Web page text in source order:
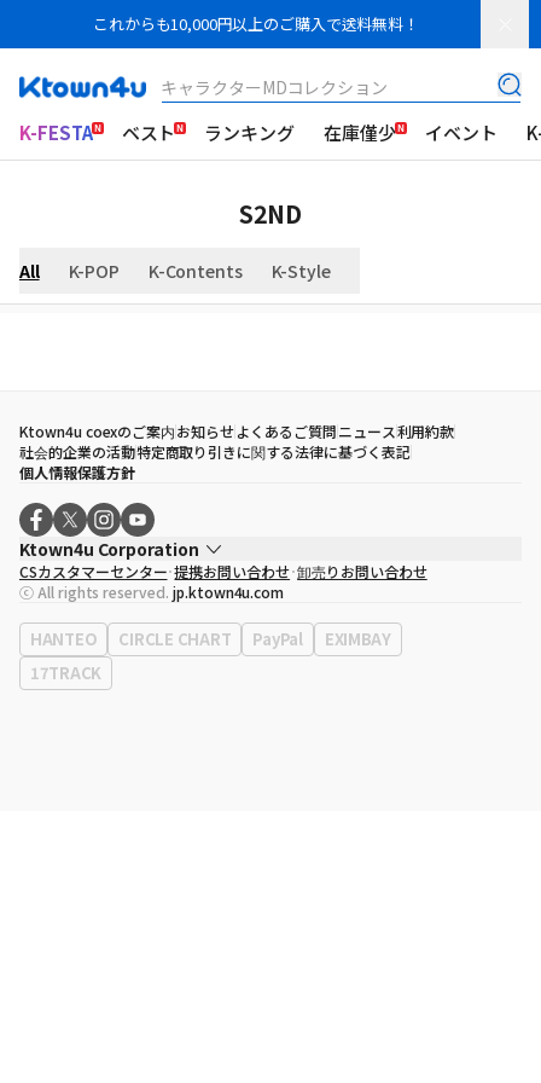
これからも10,000円以上のご購入で送料無料！
キャラクターMDコレクション
K-FESTA ベスト ランキング 在庫僅少 イベント
S2ND
All K-POP K-Contents K-Style
Ktown4u coexのご案内お知らせよくあるご質問ニュース利用約款
社会的企業の活動特定商取り引きに関する法律に基づく表記
個人情報保護方針
Ktown4u Corporation
代表取締役
ソン・ヒョミン
事業者登録番号120-87-71116
eContext
0120-23-7523
事務所住所
ソウル特別市江南区永東大路513、3階(三成洞、coex)
CSカスタマーセンター 提携お問い合わせ 卸売りお問い合わせ
ⓒ All rights reserved. jp.ktown4u.com
HANTEO CIRCLE CHART PayPal
EXIMBAY
17TRACK